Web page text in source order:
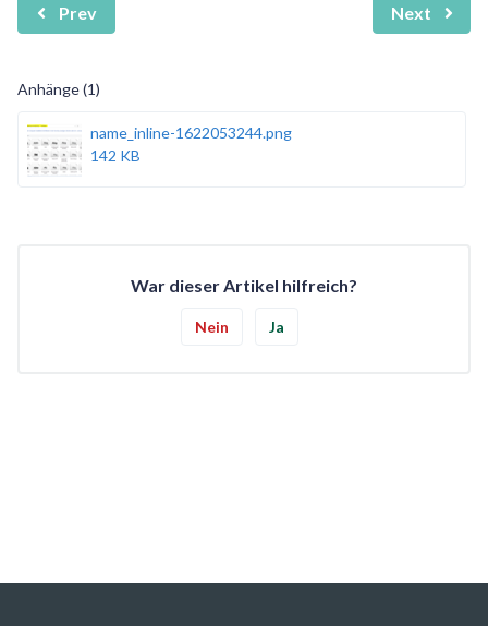
Prev Next
Anhänge (1)
name_inline-1622053244.png
142 KB
War dieser Artikel hilfreich?
Nein Ja